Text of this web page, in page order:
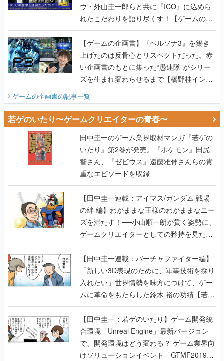
ウ・外山圭一郎らと共に『ICO』に込めら
れたこだわりを語り尽くす！【ゲームの企
画書】
【ゲームの企画書】『ペルソナ3』を築き
上げたのは反骨心とリスペクトだった。赤
い企画書のもとに集った“愚連隊”がシリー
ズを生まれ変わらせるまで【橋野桂インタ
ゲームの企画書の記事一覧
若ゲのいたり〜ゲームクリエイターの青春〜
田中圭一のゲーム業界取材マンガ『若ゲの
いたり』第2巻が発売。『ポケモン』田尻
智さん、『ゼビウス』遠藤雅伸さんらの貴
重なエピソードを収録
【田中圭一連載：アイマス/ガンダム 戦場
の絆 編】わがままな王様のわがままなニー
ズを満たす！──小山順一朗が貫く姿勢に、
ゲームクリエイターとしての矜持を見た
【若ゲのいたり最終回】
【田中圭一連載：バーチャファイター編】
「新しい3D表現のために、軍事技術を採り
入れたい」世界情勢を味方につけて、ゲー
ムに革命をもたらした鈴木 裕の功績【若ゲ
のいたり】
【田中圭一：若ゲのいたり】ゲーム開発統
合環境「Unreal Engine」最新バージョン
で、開発環境はどう変わる？ ゲーム業界向
けソリューションイベント「GTMF2019」